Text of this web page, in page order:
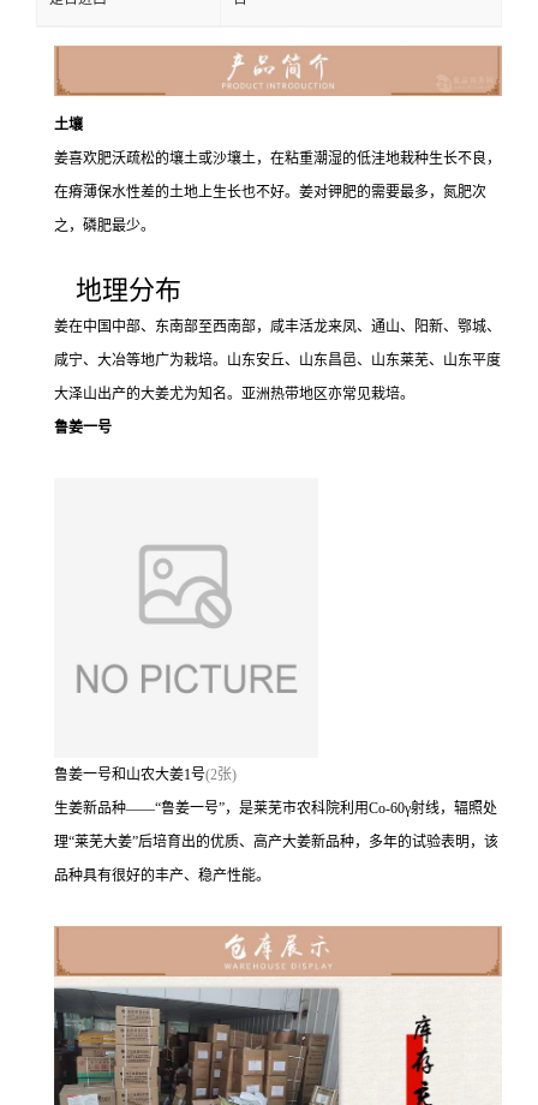
土壤
姜喜欢肥沃疏松的壤土或沙壤土，在粘重潮湿的低洼地栽种生长不良，
在瘠薄保水性差的土地上生长也不好。姜对钾肥的需要最多，氮肥次
之，磷肥最少。
地理分布
姜在中国中部、东南部至西南部，咸丰活龙来凤、通山、阳新、鄂城、
咸宁、大冶等地广为栽培。山东安丘、山东昌邑、山东莱芜、山东平度
大泽山出产的大姜尤为知名。亚洲热带地区亦常见栽培。
鲁姜一号
鲁姜一号和山农大姜1号(2张)
生姜新品种——“鲁姜一号”，是莱芜市农科院利用Co-60γ射线，辐照处
理“莱芜大姜”后培育出的优质、高产大姜新品种，多年的试验表明，该
品种具有很好的丰产、稳产性能。